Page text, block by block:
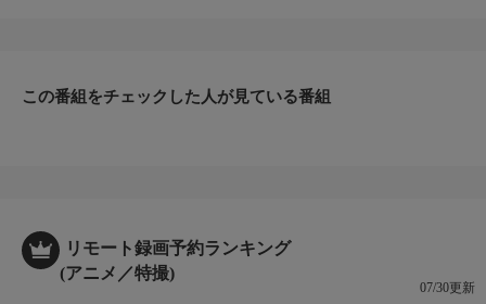
この番組をチェックした人が見ている番組
リモート録画予約ランキング
(アニメ／特撮)
07/30更新